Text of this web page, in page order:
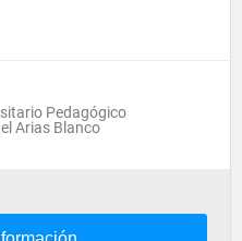
Pedagógico
Arias Blanco